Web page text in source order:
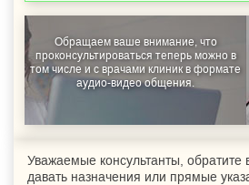
Обращаем ваше внимание, что
проконсультироваться теперь можно в
том числе и с врачами клиник в формате
аудио-видео общения.
Уважаемые консультанты, обратите
давать назначения или прямые